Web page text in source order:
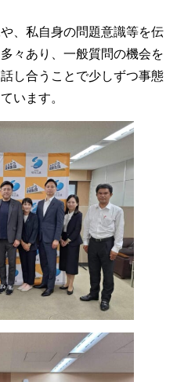
、私自身の問題意識等を伝
々あり、一般質問の機会を
し合うことで少しずつ事態
います。